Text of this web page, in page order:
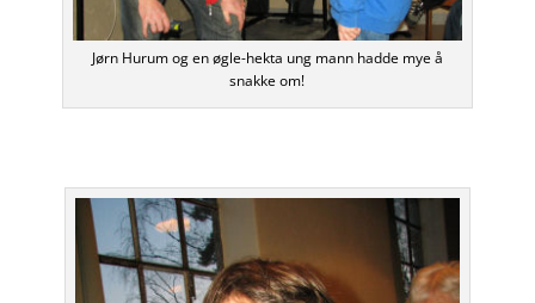
Jørn Hurum og en øgle-hekta ung mann hadde mye å
snakke om!